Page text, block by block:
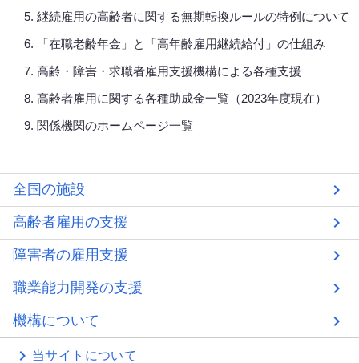
継続雇用の高齢者に関する無期転換ルールの特例について
「在職老齢年金」と「高年齢雇用継続給付」の仕組み
高齢・障害・求職者雇用支援機構による各種支援
高齢者雇用に関する各種助成金一覧（2023年度現在）
関係機関のホームページ一覧
全国の施設
高齢者雇用の支援
障害者の雇用支援
職業能力開発の支援
機構について
当サイトについて